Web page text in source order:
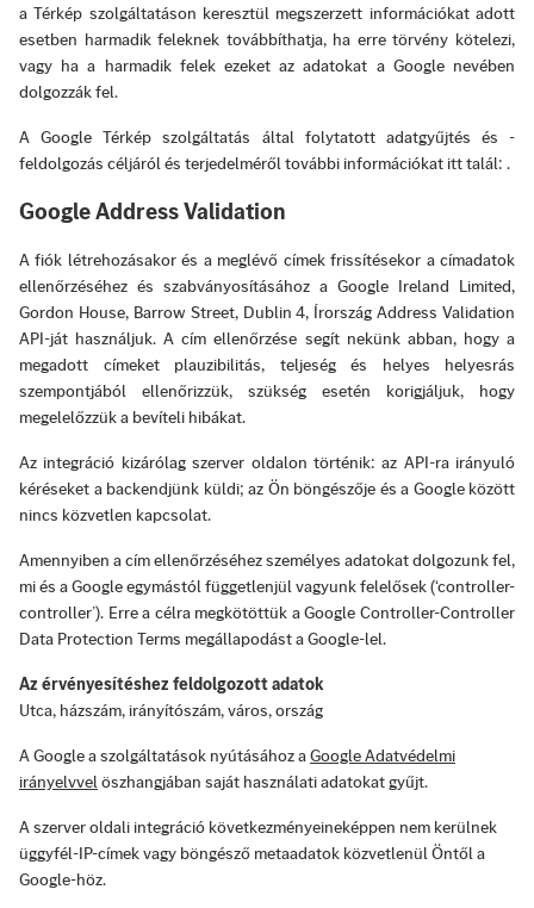
a Térkép szolgáltatáson keresztül megszerzett információkat adott
esetben harmadik feleknek továbbíthatja, ha erre törvény kötelezi,
vagy ha a harmadik felek ezeket az adatokat a Google nevében
dolgozzák fel.
A Google Térkép szolgáltatás által folytatott adatgyűjtés és -
feldolgozás céljáról és terjedelméről további információkat itt talál: .
Google Address Validation
A fiók létrehozásakor és a meglévő címek frissítésekor a címadatok
ellenőrzéséhez és szabványosításához a Google Ireland Limited,
Gordon House, Barrow Street, Dublin 4, Írország Address Validation
API-ját használjuk. A cím ellenőrzése segít nekünk abban, hogy a
megadott címeket plauzibilitás, teljeség és helyes helyesrás
szempontjából ellenőrizzük, szükség esetén korigjáljuk, hogy
megelelőzzük a bevíteli hibákat.
Az integráció kizárólag szerver oldalon történik: az API-ra irányuló
kéréseket a backendjünk küldi; az Ön böngészője és a Google között
nincs közvetlen kapcsolat.
Amennyiben a cím ellenőrzéséhez személyes adatokat dolgozunk fel,
mi és a Google egymástól függetlenjül vagyunk felelősek (‘controller-
controller’). Erre a célra megkötöttük a Google Controller‑Controller
Data Protection Terms megállapodást a Google-lel.
Az érvényesítéshez feldolgozott adatok
Utca, házszám, irányítószám, város, ország
A Google a szolgáltatások nyútásához aGoogle Adatvédelmi
irányelvvelöszhangjában saját használati adatokat gyűjt.
A szerver oldali integráció következményeineképpen nem kerülnek
üggyfél-IP-címek vagy böngésző metaadatok közvetlenül Öntől a
Google-höz.